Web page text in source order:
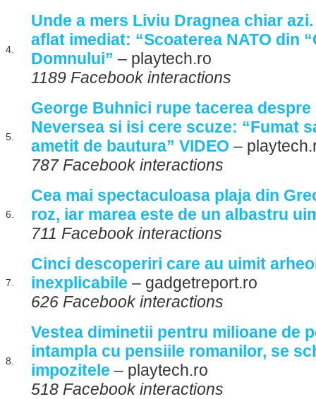
4.
Unde a mers Liviu Dragnea chiar
aflat imediat: “Scoaterea NATO din
Domnului” – playtech.ro
1189 Facebook interactions
5.
George Buhnici rupe tacerea
Neversea si isi cere scuze: “Fumat
ametit de bautura” VIDEO –
787 Facebook interactions
6.
Cea mai spectaculoasa plaja din
roz, iar marea este de un albastru
711 Facebook interactions
7.
Cinci descoperiri care au uimit
inexplicabile – gadgetreport.ro
626 Facebook interactions
8.
Vestea diminetii pentru milioane de
intampla cu pensiile romanilor, se
impozitele – playtech.ro
518 Facebook interactions